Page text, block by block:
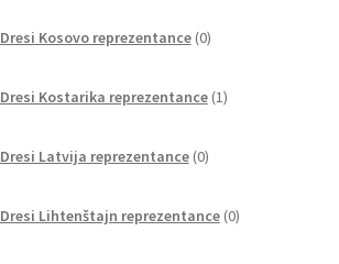
Dresi Kosovo reprezentance 0izdelkov
Dresi Kostarika reprezentance 1izdelek
Dresi Latvija reprezentance 0izdelkov
Dresi Lihtenštajn reprezentance 0izdelkov